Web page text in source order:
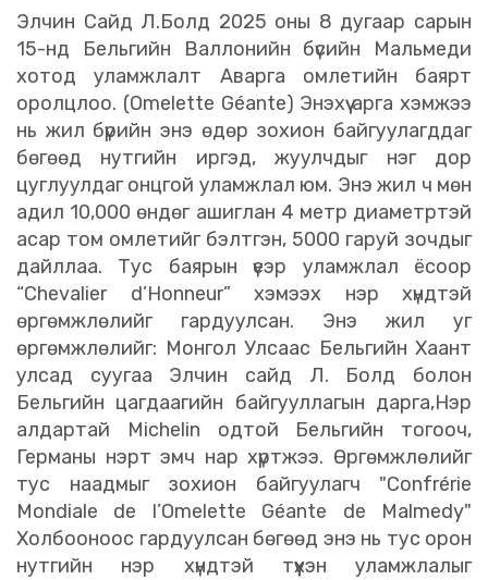
Элчин Сайд Л.Болд 2025 оны 8 дугаар сарын
15-нд Бельгийн Валлонийн бүсийн Мальмеди
хотод уламжлалт Аварга омлетийн баярт
оролцлоо. (Omelette Géante) Энэхүү арга хэмжээ
нь жил бүрийн энэ өдөр зохион байгуулагддаг
бөгөөд нутгийн иргэд, жуулчдыг нэг дор
цуглуулдаг онцгой уламжлал юм. Энэ жил ч мөн
адил 10,000 өндөг ашиглан 4 метр диаметртэй
асар том омлетийг бэлтгэн, 5000 гаруй зочдыг
дайллаа. Тус баярын үеэр уламжлал ёсоор
“Chevalier d’Honneur” хэмээх нэр хүндтэй
өргөмжлөлийг гардуулсан. Энэ жил уг
өргөмжлөлийг: Монгол Улсаас Бельгийн Хаант
улсад суугаа Элчин сайд Л. Болд болон
Бельгийн цагдаагийн байгууллагын дарга,Нэр
алдартай Michelin одтой Бельгийн тогооч,
Германы нэрт эмч нар хүртжээ. Өргөмжлөлийг
тус наадмыг зохион байгуулагч "Confrérie
Mondiale de l’Omelette Géante de Malmedy"
Холбооноос гардуулсан бөгөөд энэ нь тус орон
нутгийн нэр хүндтэй түүхэн уламжлалыг